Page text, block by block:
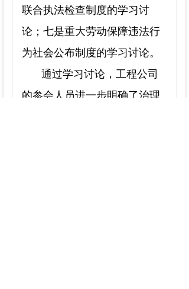
联合执法检查制度的学习讨
论；七是重大劳动保障违法行
为社会公布制度的学习讨论。
通过学习讨论，工程公司
的参会人员进一步明确了治理